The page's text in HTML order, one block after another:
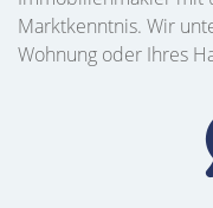
Marktkenntnis. Wir
Wohnung oder Ihres